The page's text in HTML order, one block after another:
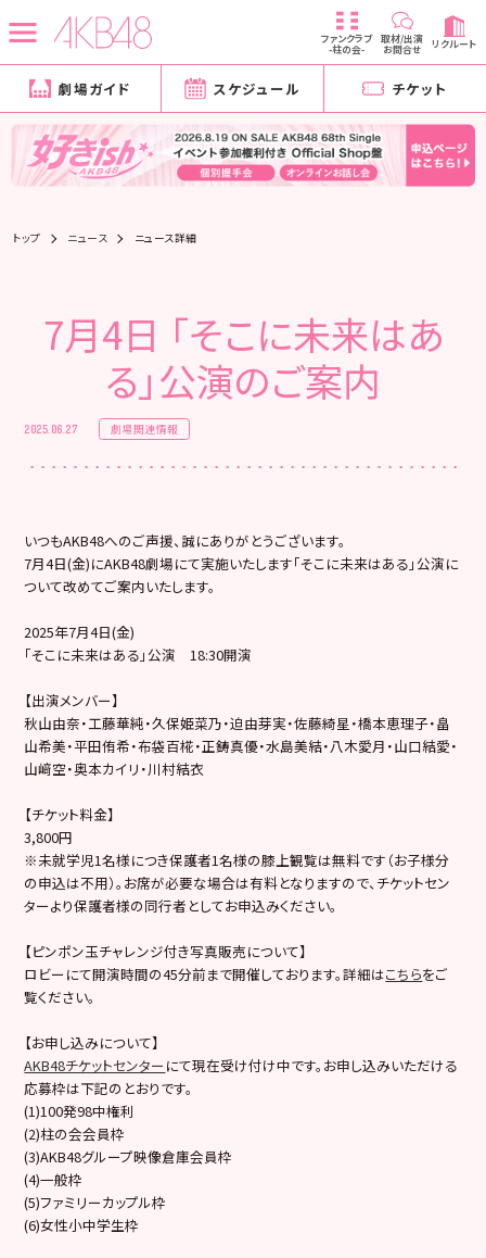
ファンクラブ
-柱の会-
取材/出演
お問合せ リクルート
劇場ガイド スケジュール チケット
トップ ニュース ニュース詳細
7月4日 「そこに未来はあ
る」公演のご案内
2025.06.27 劇場関連情報
いつもAKB48へのご声援、誠にありがとうございます。
7月4日(金)にAKB48劇場にて実施いたします「そこに未来はある」公演に
ついて改めてご案内いたします。
2025年7月4日(金)
「そこに未来はある」公演 18:30開演
【出演メンバー】
秋山由奈・工藤華純・久保姫菜乃・迫由芽実・佐藤綺星・橋本恵理子・畠
山希美・平田侑希・布袋百椛・正鋳真優・水島美結・八木愛月・山口結愛・
山﨑空・奥本カイリ・川村結衣
【チケット料金】
3,800円
※未就学児1名様につき保護者1名様の膝上観覧は無料です（お子様分
の申込は不用）。お席が必要な場合は有料となりますので、チケットセン
ターより保護者様の同行者としてお申込みください。
【ピンポン玉チャレンジ付き写真販売について】
ロビーにて開演時間の45分前まで開催しております。詳細はこちらをご
覧ください。
【お申し込みについて】
AKB48チケットセンター にて現在受け付け中です。お申し込みいただける
応募枠は下記のとおりです。
(1)100発98中権利
(2)柱の会会員枠
(3)AKB48グループ映像倉庫会員枠
(4)一般枠
(5)ファミリーカップル枠
(6)女性小中学生枠